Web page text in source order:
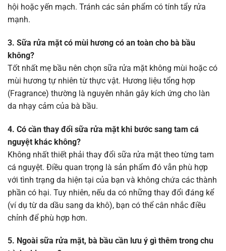
hội hoặc yến mạch. Tránh các sản phẩm có tính tẩy rửa
mạnh.
3. Sữa rửa mặt có mùi hương có an toàn cho bà bầu
không?
Tốt nhất mẹ bầu nên chọn sữa rửa mặt không mùi hoặc có
mùi hương tự nhiên từ thực vật. Hương liệu tổng hợp
(Fragrance) thường là nguyên nhân gây kích ứng cho làn
da nhạy cảm của bà bầu.
4. Có cần thay đổi sữa rửa mặt khi bước sang tam cá
nguyệt khác không?
Không nhất thiết phải thay đổi sữa rửa mặt theo từng tam
cá nguyệt. Điều quan trọng là sản phẩm đó vẫn phù hợp
với tình trạng da hiện tại của bạn và không chứa các thành
phần có hại. Tuy nhiên, nếu da có những thay đổi đáng kể
(ví dụ từ da dầu sang da khô), bạn có thể cân nhắc điều
chỉnh để phù hợp hơn.
5. Ngoài sữa rửa mặt, bà bầu cần lưu ý gì thêm trong chu